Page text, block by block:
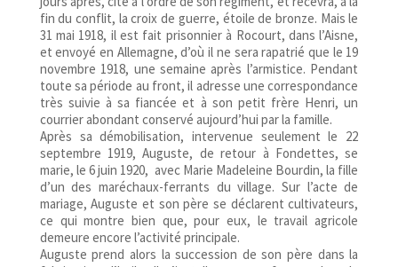
fin du conflit, la croix de guerre, étoile de bronze. Mais le
31 mai 1918, il est fait prisonnier à Rocourt, dans l’Aisne,
et envoyé en Allemagne, d’où il ne sera rapatrié que le 19
novembre 1918, une semaine après l’armistice. Pendant
toute sa période au front, il adresse une correspondance
très suivie à sa fiancée et à son petit frère Henri, un
courrier abondant conservé aujourd’hui par la famille.
Après sa démobilisation, intervenue seulement le 22
septembre 1919, Auguste, de retour à Fondettes, se
marie, le 6 juin 1920, avec Marie Madeleine Bourdin, la fille
d’un des maréchaux-ferrants du village. Sur l’acte de
mariage, Auguste et son père se déclarent cultivateurs,
ce qui montre bien que, pour eux, le travail agricole
demeure encore l’activité principale.
Auguste prend alors la succession de son père dans la